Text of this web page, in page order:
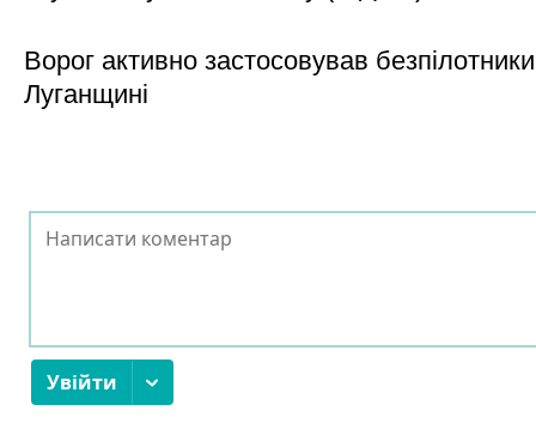
Ворог активно застосовував
Луганщині